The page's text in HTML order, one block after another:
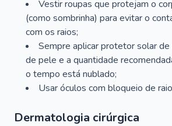
Vestir roupas que protejam o
(como sombrinha) para evitar o
com os raios;
Sempre aplicar protetor solar
de pele e a quantidade
o tempo está nublado;
Usar óculos com bloqueio de
Dermatologia cirúrgica